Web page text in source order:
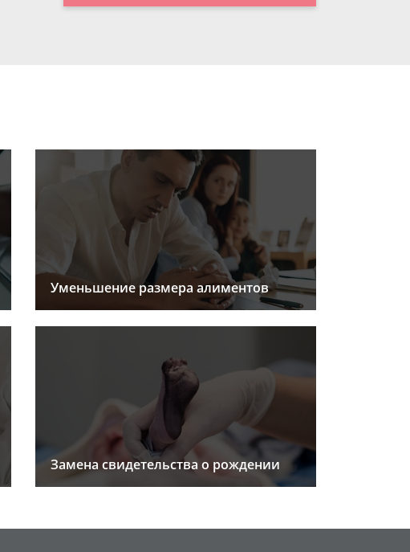
Уменьшение размера алиментов
Замена свидетельства о рождении